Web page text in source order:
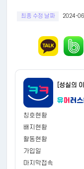
최종 수정 날짜 2024-
[성실의
칭호현황
배지현황
활동현황
가입일
마지막접속